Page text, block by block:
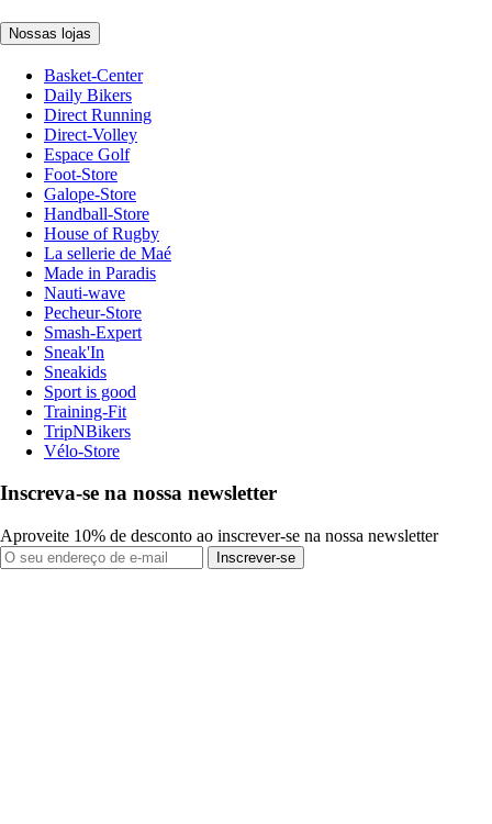
Nossas lojas
Basket-Center
Daily Bikers
Direct Running
Direct-Volley
Espace Golf
Foot-Store
Galope-Store
Handball-Store
House of Rugby
La sellerie de Maé
Made in Paradis
Nauti-wave
Pecheur-Store
Smash-Expert
Sneak'In
Sneakids
Sport is good
Training-Fit
TripNBikers
Vélo-Store
Inscreva-se na nossa newsletter
Aproveite 10% de desconto ao inscrever-se na nossa newsletter
Inscrever-se